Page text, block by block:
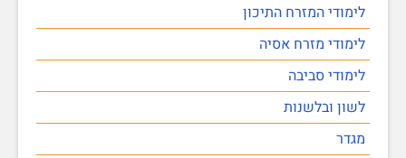
לימודי המזרח התיכון
לימודי מזרח אסיה
לימודי סביבה
לשון ובלשנות
מגדר